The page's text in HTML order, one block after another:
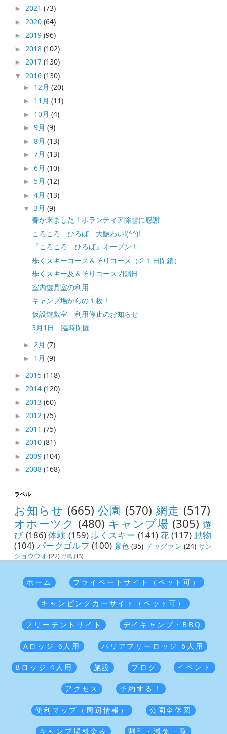
► 2021(73)
► 2020(64)
► 2019(96)
► 2018(102)
► 2017(130)
▼ 2016(130)
► 12月(20)
► 11月(11)
► 10月(4)
►9月(9)
►8月(13)
►7月(13)
►6月(10)
► 5月(12)
►4月(13)
▼3月(9)
春が来ました！ボランティア除雪に感謝
ころころ ひろば 大賑わい!(^^)!
『ころころ ひろば』オープン！
歩くスキーコース＆そりコース（２１日閉鎖）
歩くスキー及＆そりコース閉鎖日
室内遊具室の利用
キャンプ場からの１枚！
仮設遊戯室 利用停止のお知らせ
3月1日 臨時閉園
► 2月(7)
► 1月(9)
► 2015(118)
► 2014(120)
► 2013(60)
► 2012(75)
► 2011(75)
► 2010(81)
► 2009(104)
► 2008(168)
ラベル
お知らせ (665) 公園 (570) 網走 (517)
オホーツク (480) キャンプ場 (305) 遊
び (186)体験 (159)歩くスキー (141)花 (117) 動物
(104) パークゴルフ (100) 景色 (35) ドッグラン (24) サン
ショウウオ (22) 野鳥 (13)
ホーム プライベートサイト（ペット可）
キャンピングカーサイト（ペット可）
フリーテントサイト デイキャンプ・BBQ
Aロッジ 6人用 バリアフリーロッジ 6人用
Bロッジ 4人用 施設 ブログ イベント
アクセス 予約する！
便利マップ（周辺情報） 公園全体図
キャンプ場料金表 割引・減免一覧